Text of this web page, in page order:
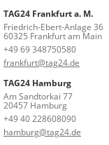
TAG24 Frankfurt a. M.
Friedrich-Ebert-Anlage 36
60325 Frankfurt am Main
+49 69 348750580
frankfurt@tag24.de
TAG24 Hamburg
Am Sandtorkai 77
20457 Hamburg
+49 40 228608090
hamburg@tag24.de